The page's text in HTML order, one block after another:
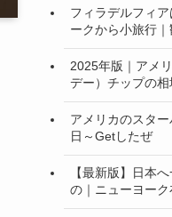
フィラデルフィ
ークから小旅行
2025年版｜アメ
デー）チップの
アメリカのスタ
日～Getしたぜ
【最新版】日本
の｜ニューヨー